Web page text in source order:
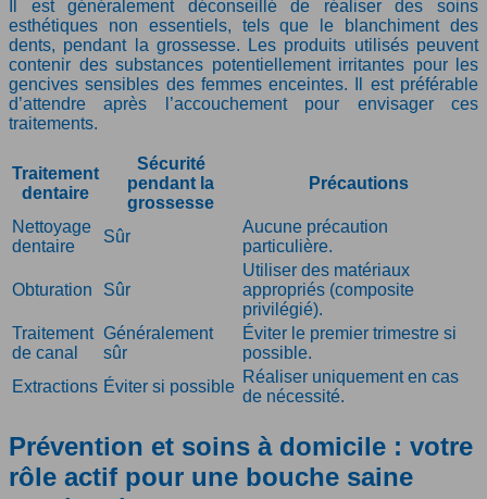
Il est généralement déconseillé de réaliser des soins
esthétiques non essentiels, tels que le blanchiment des
dents, pendant la grossesse. Les produits utilisés peuvent
contenir des substances potentiellement irritantes pour les
gencives sensibles des femmes enceintes. Il est préférable
d’attendre après l’accouchement pour envisager ces
traitements.
Traitement
dentaire
Sécurité
pendant la
grossesse
Précautions
Nettoyage
dentaire
Sûr
Aucune précaution
particulière.
Obturation Sûr
Utiliser des matériaux
appropriés (composite
privilégié).
Traitement
de canal
Généralement
sûr
Éviter le premier trimestre si
possible.
Extractions Éviter si possible
Réaliser uniquement en cas
de nécessité.
Prévention et soins à domicile : votre
rôle actif pour une bouche saine